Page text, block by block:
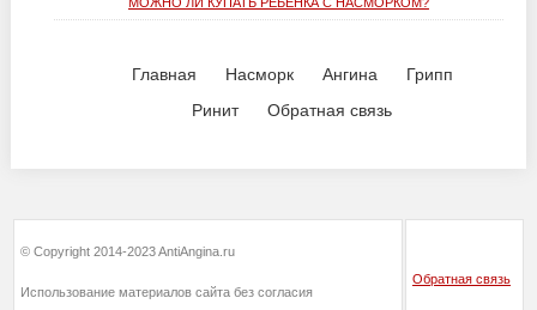
Главная Насморк Ангина
Грипп
Ринит
Обратная связь
© Copyright 2014-2023 AntiAngina.ru
Использование материалов сайта без согласия
Обратная связь